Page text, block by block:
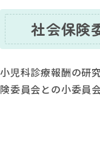
社会保険
小児科診療報酬の研
険委員会との小委員